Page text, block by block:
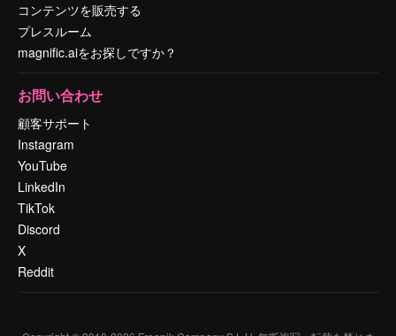
コンテンツを販売する
プレスルーム
magnific.aiをお探しですか？
お問い合わせ
顧客サポート
Instagram
YouTube
LinkedIn
TikTok
Discord
X
Reddit